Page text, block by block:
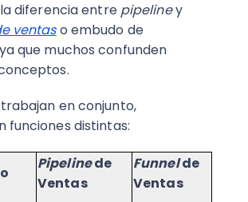
diferencia entre pipeliney
ventaso embudo de
que muchos confunden
en conjunto,
funciones distintas:
Pipelinede
Ventas
Funnelde
Ventas